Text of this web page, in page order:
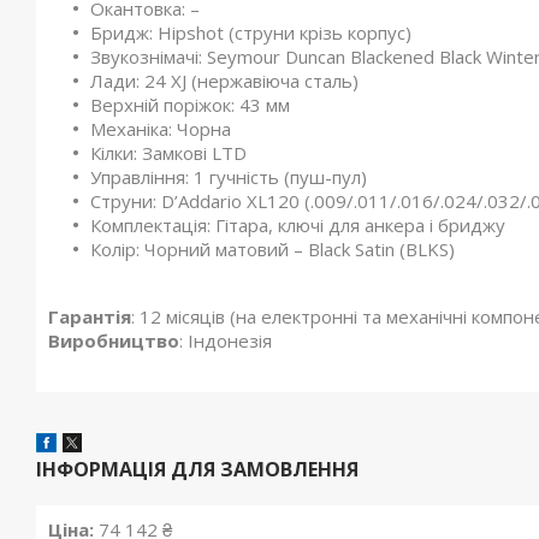
Окантовка: –
Бридж: Hipshot (струни крізь корпус)
Звукознімачі: Seymour Duncan Blackened Black
Лади: 24 XJ (нержавіюча сталь)
Верхній поріжок: 43 мм
Механіка: Чорна
Кілки: Замкові LTD
Управління: 1 гучність (пуш-пул)
Струни: D’Addario XL120 (.009/.011/.016/.024/.032/
Комплектація: Гітара, ключі для анкера і бриджу
Колір: Чорний матовий – Black Satin (BLKS)
Гарантія: 12 місяців (на електронні та механічні
Виробництво: Індонезія
ІНФОРМАЦІЯ ДЛЯ ЗАМОВЛЕННЯ
Ціна: 74 142 ₴